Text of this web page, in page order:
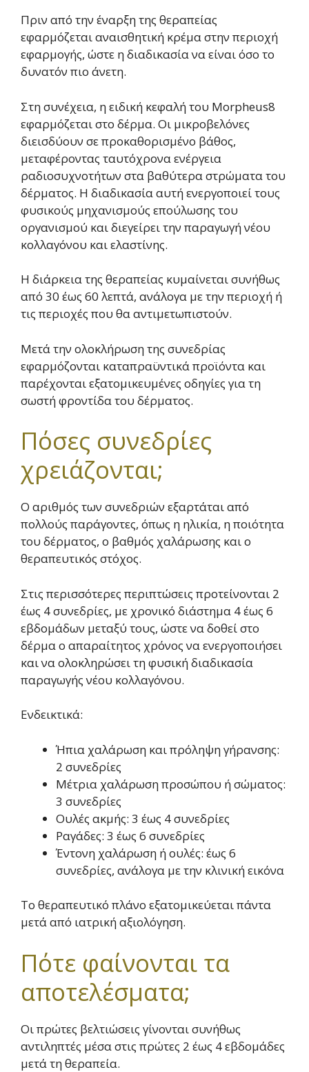
Πριν από την έναρξη της θεραπείας
εφαρμόζεται αναισθητική κρέμα στην περιοχή
εφαρμογής, ώστε η διαδικασία να είναι όσο το
δυνατόν πιο άνετη.
Στη συνέχεια, η ειδική κεφαλή του Morpheus8
εφαρμόζεται στο δέρμα. Οι μικροβελόνες
διεισδύουν σε προκαθορισμένο βάθος,
μεταφέροντας ταυτόχρονα ενέργεια
ραδιοσυχνοτήτων στα βαθύτερα στρώματα του
δέρματος. Η διαδικασία αυτή ενεργοποιεί τους
φυσικούς μηχανισμούς επούλωσης του
οργανισμού και διεγείρει την παραγωγή νέου
κολλαγόνου και ελαστίνης.
Η διάρκεια της θεραπείας κυμαίνεται συνήθως
από 30 έως 60 λεπτά, ανάλογα με την περιοχή ή
τις περιοχές που θα αντιμετωπιστούν.
Μετά την ολοκλήρωση της συνεδρίας
εφαρμόζονται καταπραϋντικά προϊόντα και
παρέχονται εξατομικευμένες οδηγίες για τη
σωστή φροντίδα του δέρματος.
Πόσες συνεδρίες
χρειάζονται;
Ο αριθμός των συνεδριών εξαρτάται από
πολλούς παράγοντες, όπως η ηλικία, η ποιότητα
του δέρματος, ο βαθμός χαλάρωσης και ο
θεραπευτικός στόχος.
Στις περισσότερες περιπτώσεις προτείνονται 2
έως 4 συνεδρίες, με χρονικό διάστημα 4 έως 6
εβδομάδων μεταξύ τους, ώστε να δοθεί στο
δέρμα ο απαραίτητος χρόνος να ενεργοποιήσει
και να ολοκληρώσει τη φυσική διαδικασία
παραγωγής νέου κολλαγόνου.
Ενδεικτικά:
Ήπια χαλάρωση και πρόληψη γήρανσης:
2 συνεδρίες
Μέτρια χαλάρωση προσώπου ή σώματος:
3 συνεδρίες
Ουλές ακμής: 3 έως 4 συνεδρίες
Ραγάδες: 3 έως 6 συνεδρίες
Έντονη χαλάρωση ή ουλές: έως 6
συνεδρίες, ανάλογα με την κλινική εικόνα
Το θεραπευτικό πλάνο εξατομικεύεται πάντα
μετά από ιατρική αξιολόγηση.
Πότε φαίνονται τα
αποτελέσματα;
Οι πρώτες βελτιώσεις γίνονται συνήθως
αντιληπτές μέσα στις πρώτες 2 έως 4 εβδομάδες
μετά τη θεραπεία.